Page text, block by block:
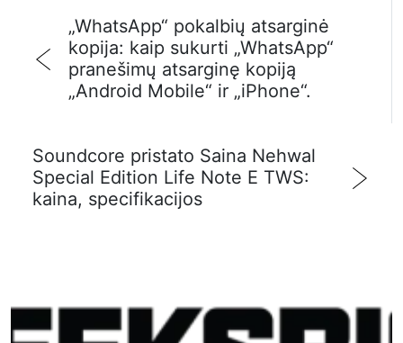
„WhatsApp“ pokalbių atsarginė
kopija: kaip sukurti „WhatsApp“
pranešimų atsarginę kopiją
„Android Mobile“ ir „iPhone“.
Soundcore pristato Saina Nehwal
Special Edition Life Note E TWS:
kaina, specifikacijos